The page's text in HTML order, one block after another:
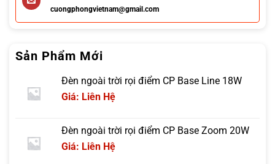
cuongphongvietnam@gmail.com
Sản Phẩm Mới
Đèn ngoài trời rọi điểm CP Base Line 18W
Giá: Liên Hệ
Đèn ngoài trời rọi điểm CP Base Zoom 20W
Giá: Liên Hệ